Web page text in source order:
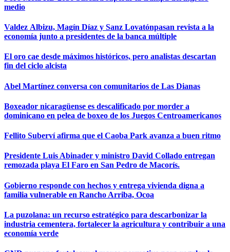
medio
Valdez Albizu, Magín Díaz y Sanz Lovatónpasan revista a la
economía junto a presidentes de la banca múltiple
El oro cae desde máximos históricos, pero analistas descartan
fin del ciclo alcista
Abel Martínez conversa con comunitarios de Las Dianas
Boxeador nicaragüense es descalificado por morder a
dominicano en pelea de boxeo de los Juegos Centroamericanos
Fellito Suberví afirma que el Caoba Park avanza a buen ritmo
Presidente Luis Abinader y ministro David Collado entregan
remozada playa El Faro en San Pedro de Macorís.
Gobierno responde con hechos y entrega vivienda digna a
familia vulnerable en Rancho Arriba, Ocoa
La puzolana: un recurso estratégico para descarbonizar la
industria cementera, fortalecer la agricultura y contribuir a una
economía verde